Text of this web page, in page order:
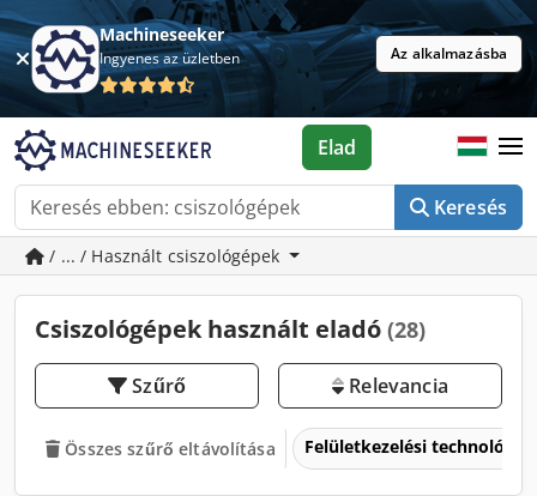
Machineseeker
Ingyenes az üzletben Az alkalmazásba
Keresés
Elad
/ ... / Használt csiszológépek
Csiszológépek használt eladó (28)
Szűrő Relevancia
Összes szűrő eltávolítása Felületkezelési technológia